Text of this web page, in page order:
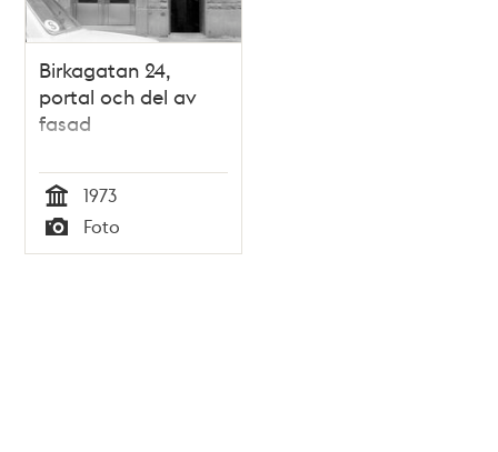
Birkagatan 24,
portal och del av
fasad
Tid
1973
Typ
Foto